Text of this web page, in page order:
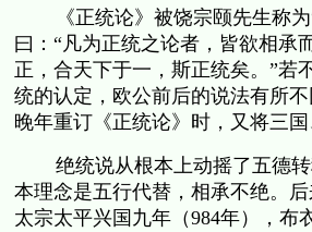
《正统论》被饶宗颐先生称
曰：“凡为正统之论者，皆欲相承
正，合天下于一，斯正统矣。”若
统的认定，欧公前后的说法有所
晚年重订《正统论》时，又将三
绝统说从根本上动摇了五德
本理念是五行代替，相承不绝。
太宗太平兴国九年（984年），布